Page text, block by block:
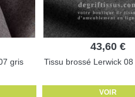
gris
43,60 €
Tissu brossé Lerwick
VOIR